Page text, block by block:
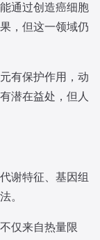
通过创造癌细胞
，但这一领域仍
有保护作用，动
潜在益处，但人
谢特征、基因组
。
仅来自热量限